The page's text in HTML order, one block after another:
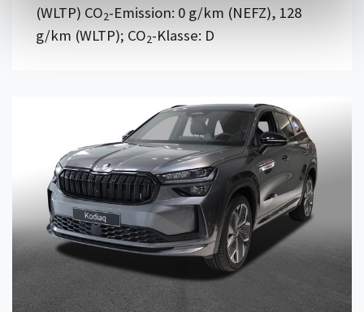
(WLTP) CO2-Emission: 0 g/km (NEFZ), 128
g/km (WLTP); CO2-Klasse: D